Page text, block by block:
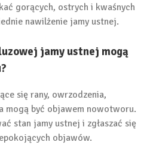
gorących, ostrych i kwaśnych
nawilżenie jamy ustnej.
jamy ustnej mogą
się rany, owrzodzenia,
mogą być objawem nowotworu.
stan jamy ustnej i zgłaszać się
objawów.